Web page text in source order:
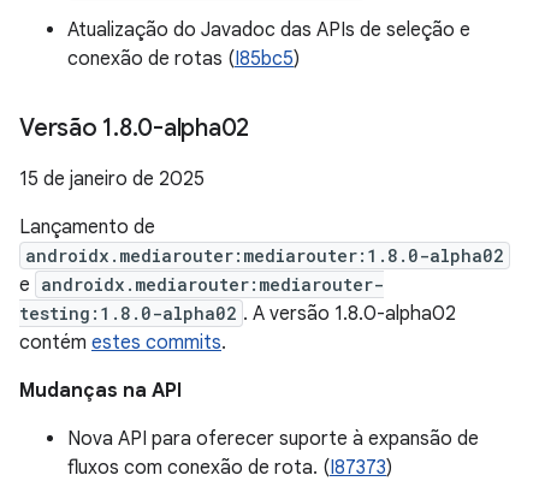
Atualização do Javadoc das APIs de seleção e
conexão de rotas (I85bc5)
Versão 1.8.0-alpha02
15 de janeiro de 2025
Lançamento de
androidx.mediarouter:mediarouter:1.8.0-alpha02
e androidx.mediarouter:mediarouter-
testing:1.8.0-alpha02 . A versão 1.8.0-alpha02
contém estes commits.
Mudanças na API
Nova API para oferecer suporte à expansão de
fluxos com conexão de rota. (I87373)